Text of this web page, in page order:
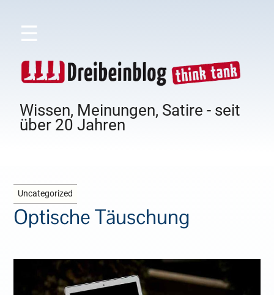
☰
Wissen, Meinungen, Satire - seit
über 20 Jahren
Uncategorized
Optische Täuschung